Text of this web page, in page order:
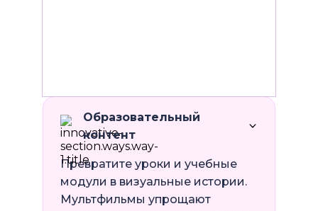
Образовательный
контент
Превратите уроки и учебные
модули в визуальные истории.
Мультфильмы упрощают